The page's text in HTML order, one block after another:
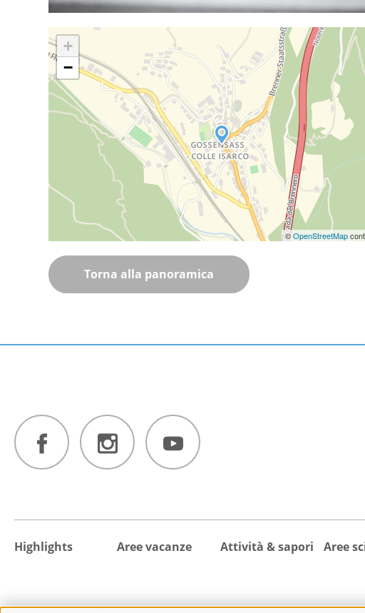
+
−
©OpenStreetMap
Torna alla panoramica
Highlights Aree vacanze Attività & sapori Aree